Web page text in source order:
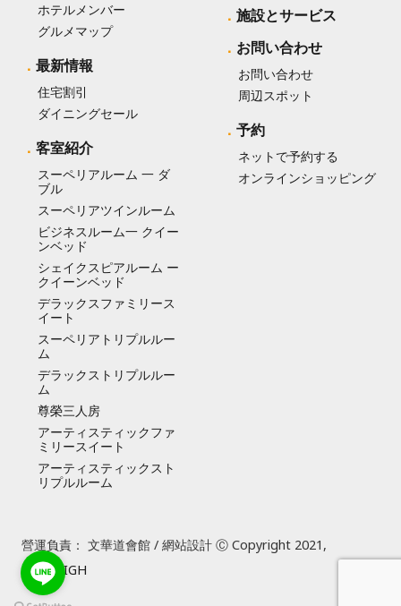
ホテルメンバー
グルメマップ
最新情報
住宅割引
ダイニングセール
客室紹介
スーペリアルーム 一 ダ
ブル
スーペリアツインルーム
ビジネスルーム一 クイー
ンベッド
シェイクスピアルーム ー
クイーンベッド
デラックスファミリース
イート
スーペリアトリプルルー
ム
デラックストリプルルー
ム
尊榮三人房
アーティスティックファ
ミリースイート
アーティスティックスト
リプルルーム
施設とサービス
お問い合わせ
お問い合わせ
周辺スポット
予約
ネットで予約する
オンラインショッピング
營運負責： 文華道會館 / 網站設計 Ⓒ Copyright 2021,
SUREHIGH